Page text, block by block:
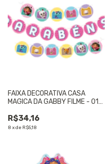
FAIXA DECORATIVA CASA
MAGICA DA GABBY FILME - 01
R$34,16
8 xde R$5,18